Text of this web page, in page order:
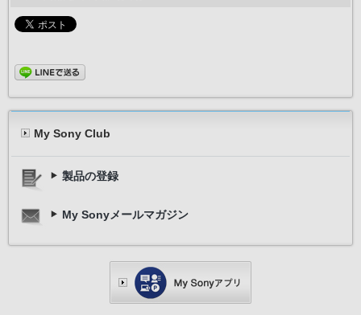
My Sony Club
製品の登録
My Sonyメールマガジン